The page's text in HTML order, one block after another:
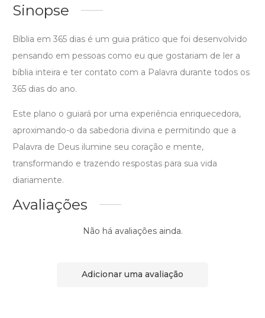
Sinopse
Bíblia em 365 dias é um guia prático que foi desenvolvido
pensando em pessoas como eu que gostariam de ler a
bíblia inteira e ter contato com a Palavra durante todos os
365 dias do ano.
Este plano o guiará por uma experiência enriquecedora,
aproximando-o da sabedoria divina e permitindo que a
Palavra de Deus ilumine seu coração e mente,
transformando e trazendo respostas para sua vida
diariamente.
Avaliações
Não há avaliações ainda.
Adicionar uma avaliação